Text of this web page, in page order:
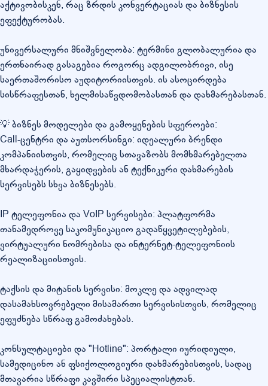
აქტივობისკენ, რაც ზრდის კონვერტაციას და ბიზნესის
ეფექტურობას.
უნივერსალური მნიშვნელობა: ტერმინი გლობალურია და
ერთნაირად გასაგებია როგორც ადგილობრივი, ისე
საერთაშორისო აუდიტორიისთვის. ის ასოცირდება
სისწრაფესთან, ხელმისაწვდომობასთან და დახმარებასთან.
💡 ბიზნეს მოდელები და გამოყენების სფეროები:
Call-ცენტრი და აუთსორსინგი: იდეალური ბრენდი
კომპანიისთვის, რომელიც სთავაზობს მომხმარებელთა
მხარდაჭერის, გაყიდვების ან ტექნიკური დახმარების
სერვისებს სხვა ბიზნესებს.
IP ტელეფონია და VoIP სერვისები: პლატფორმა
თანამედროვე საკომუნიკაციო გადაწყვეტილებების,
ვირტუალური ნომრებისა და ინტერნეტ-ტელეფონიის
რეალიზაციისთვის.
ტაქსის და მიტანის სერვისი: მოკლე და ადვილად
დასამახსოვრებელი მისამართი სერვისისთვის, რომელიც
ეფუძნება სწრაფ გამოძახებას.
კონსულტაციები და "Hotline": პორტალი იურიდიული,
სამედიცინო ან ფსიქოლოგიური დახმარებისთვის, სადაც
მთავარია სწრაფი კავშირი სპეციალისტთან.